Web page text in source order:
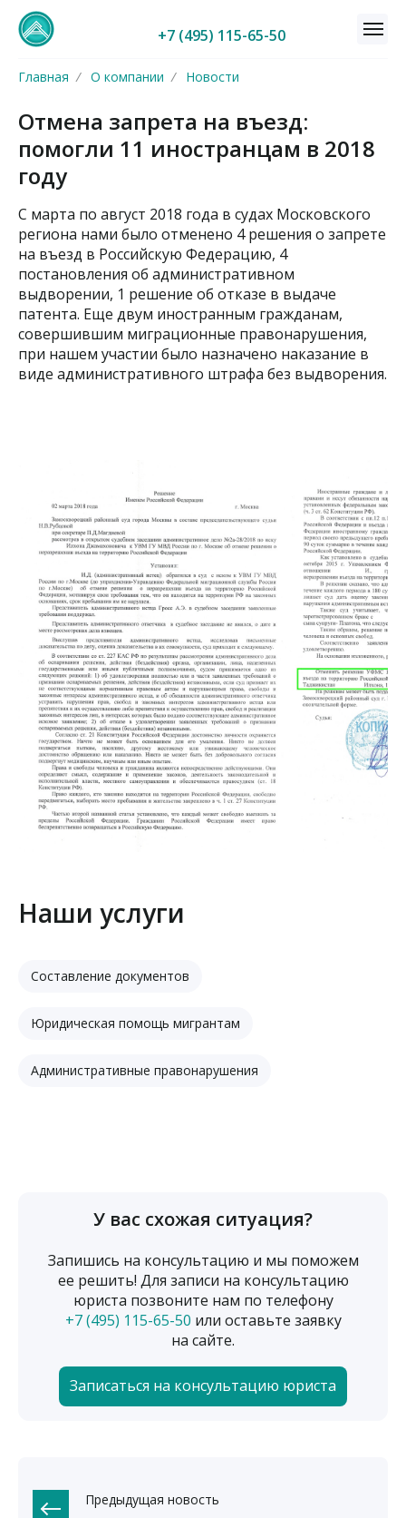
+7 (495) 115-65-50
Главная / О компании / Новости
Отмена запрета на въезд:
помогли 11 иностранцам в 2018
году
С марта по август 2018 года в судах Московского
региона нами было отменено 4 решения о запрете
на въезд в Российскую Федерацию, 4
постановления об административном
выдворении, 1 решение об отказе в выдаче
патента. Еще двум иностранным гражданам,
совершившим миграционные правонарушения,
при нашем участии было назначено наказание в
виде административного штрафа без выдворения.
Наши услуги
Составление документов
Юридическая помощь мигрантам
Административные правонарушения
У вас схожая ситуация?
Запишись на консультацию и мы поможем
ее решить! Для записи на консультацию
юриста позвоните нам по телефону
+7 (495) 115-65-50 или оставьте заявку
на сайте.
Записаться на консультацию юриста
Предыдущая новость